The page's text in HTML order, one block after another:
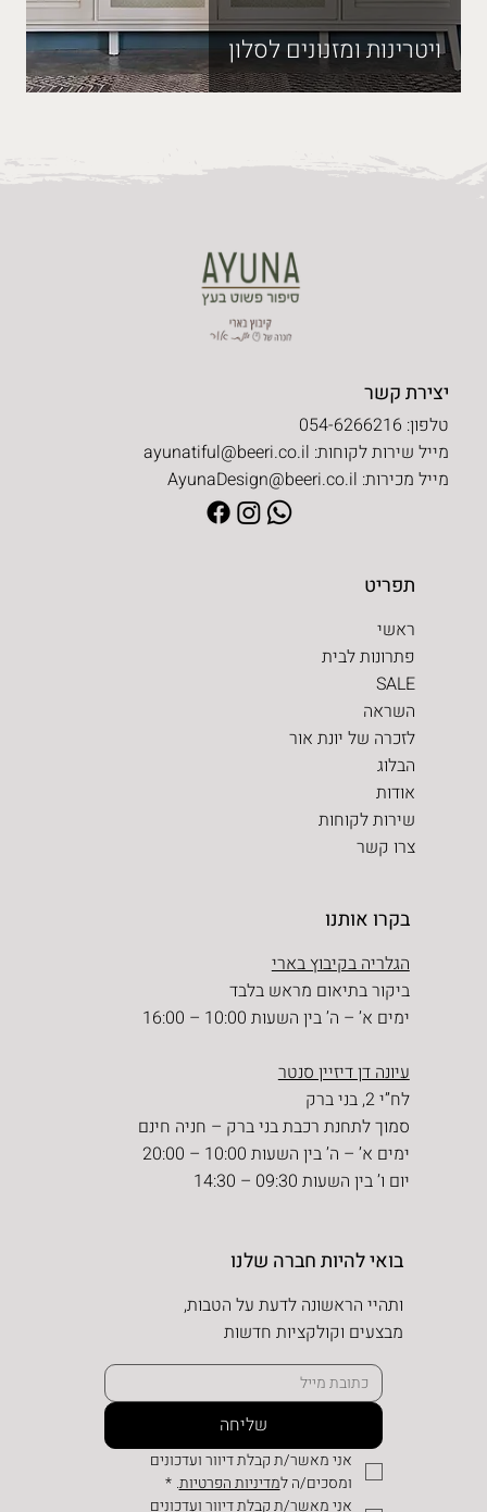
ויטרינות ומזנונים לסלון
בקרו אותנו
הגלריה בקיבוץ בארי
ביקור בתיאום מראש בלבד
ימים א’ – ה’ בין השעות 10:00 – 16:00
עיונה דן דיזיין סנטר
לח”י 2, בני ברק
סמוך לתחנת רכבת בני ברק – חניה חינם
ימים א’ – ה’ בין השעות 10:00 – 20:00
יום ו’ בין השעות 09:30 – 14:30
תפריט
ראשי
פתרונות לבית
SALE
השראה
לזכרה של יונת אור
הבלוג
אודות
שירות לקוחות
צרו קשר
בואי להיות חברה שלנו
ותהיי הראשונה לדעת על הטבות,
מבצעים וקולקציות חדשות
שליחה
ומסכים/ה למדיניות הפרטיות.
*
יצירת קשר
טלפון: 054-6266216
מייל שירות לקוחות: ayunatiful@beeri.co.il
מייל מכירות: AyunaDesign@beeri.co.il